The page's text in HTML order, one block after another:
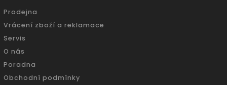
Prodejna
Vrácení zboží a reklamace
Servis
O nás
Poradna
Obchodní podmínky